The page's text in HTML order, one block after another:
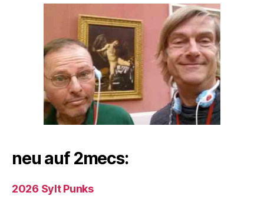
neu auf 2mecs:
2026 Sylt Punks